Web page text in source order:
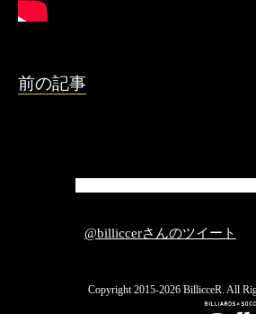
前の記事
@billiccerさんのツイート
Copyright 2015-2026 BillicceR. All